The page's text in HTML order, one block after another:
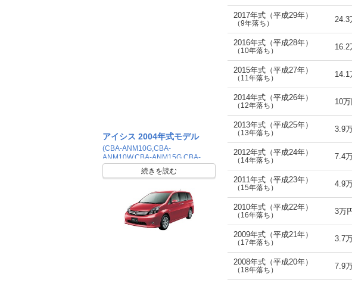
アイシス 2004年式モデル
(CBA-ANM10G,CBA-
ANM10W,CBA-ANM15G,CBA-
ANM15W,CBA-ZNM10G,CBA-
ZNM10W,DBA-ANM10G,DBA-
ANM15W,DBA-ZGM10G,DBA-
ZGM10W,DBA-ZGM11G,DBA-
ZGM11W,DBA-ZGM15G,DBA-
ZGM15W)
続きを読む
2017年式（平成29年）
（9年落ち） 24.3
2016年式（平成28年）
（10年落ち） 16.2
2015年式（平成27年）
（11年落ち） 14.1
2014年式（平成26年）
（12年落ち） 10
2013年式（平成25年）
（13年落ち） 3.9
2012年式（平成24年）
（14年落ち） 7.4
2011年式（平成23年）
（15年落ち） 4.9
2010年式（平成22年）
（16年落ち） 3万
2009年式（平成21年）
（17年落ち） 3.7
2008年式（平成20年）
（18年落ち） 7.9